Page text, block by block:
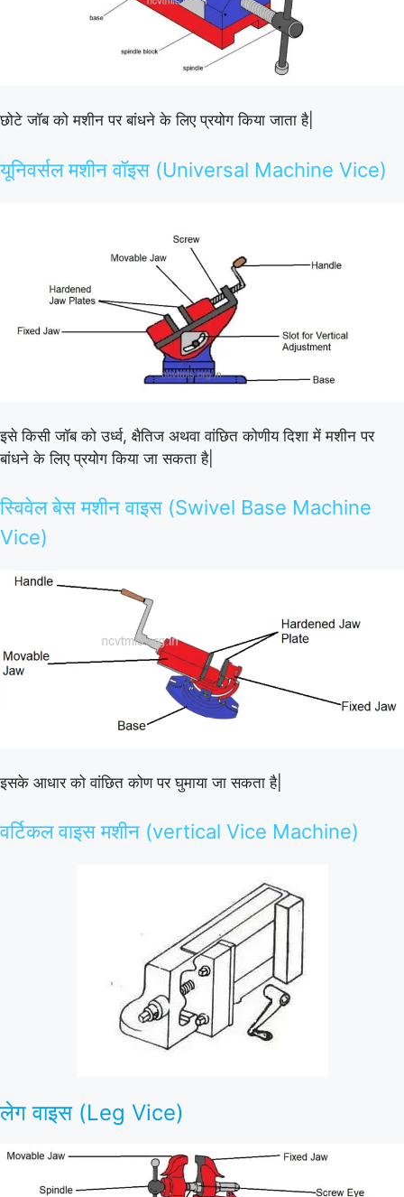
छोटे जॉब को मशीन पर बांधने के लिए प्रयोग किया जाता है|
यूनिवर्सल मशीन वॉइस (Universal Machine Vice)
इसे किसी जॉब को उर्ध्व, क्षैतिज अथवा वांछित कोणीय दिशा में मशीन पर
बांधने के लिए प्रयोग किया जा सकता है|
स्विवेल बेस मशीन वाइस (Swivel Base Machine
Vice)
इसके आधार को वांछित कोण पर घुमाया जा सकता है|
वर्टिकल वाइस मशीन (vertical Vice Machine)
लेग वाइस (Leg Vice)